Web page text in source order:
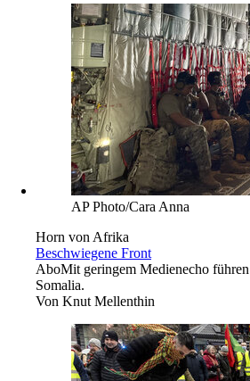
AP Photo/Cara Anna
Horn von Afrika
Beschwiegene Front
AboMit geringem Medienecho
Somalia.
Von Knut Mellenthin